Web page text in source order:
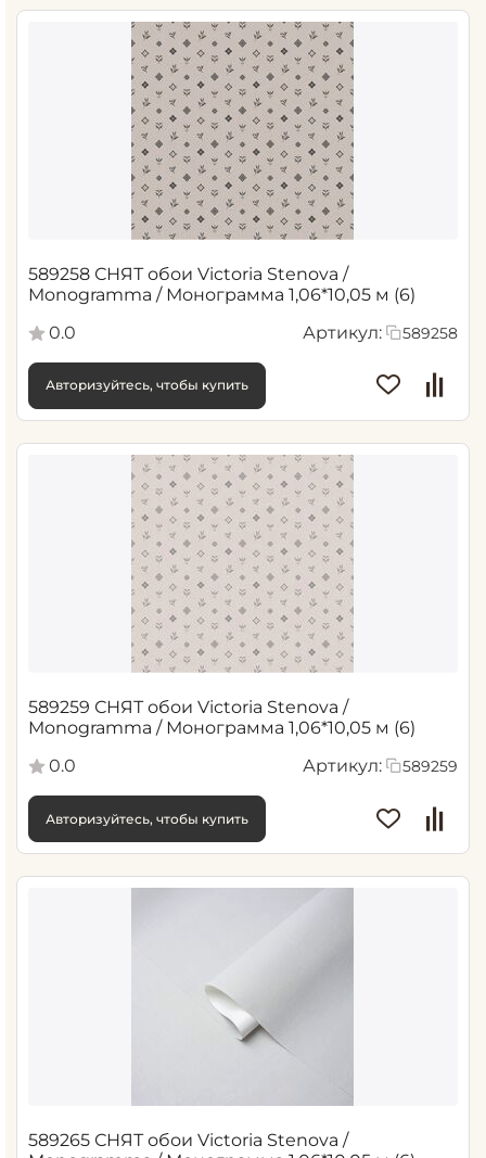
589258 СНЯТ обои Victoria Stenova /
Monogramma / Монограмма 1,06*10,05 м (6)
0.0
Артикул: 589258
Авторизуйтесь, чтобы купить
589259 СНЯТ обои Victoria Stenova /
Monogramma / Монограмма 1,06*10,05 м (6)
0.0
Артикул: 589259
Авторизуйтесь, чтобы купить
589265 СНЯТ обои Victoria Stenova /